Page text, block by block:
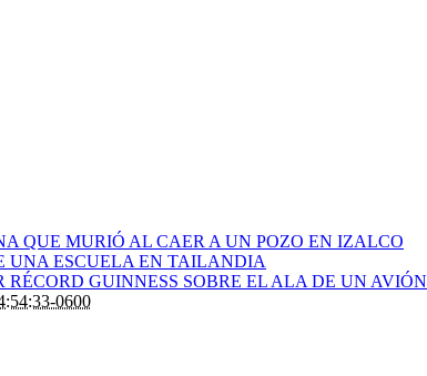
QUE MURIÓ AL CAER A UN POZO EN IZALCO
UNA ESCUELA EN TAILANDIA
GUINNESS SOBRE EL ALA DE UN AVIÓN
0600